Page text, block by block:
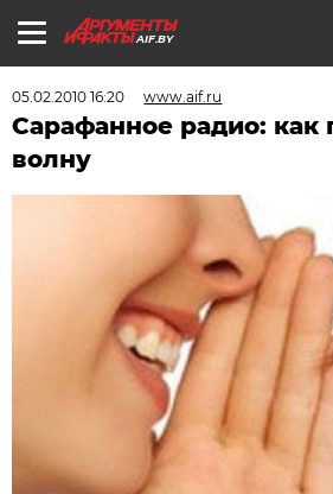
AIF.BY
05.02.2010 16:20 www.aif.ru
Сарафанное радио: как
волну